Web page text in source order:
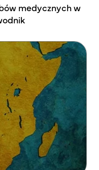
medycznych w